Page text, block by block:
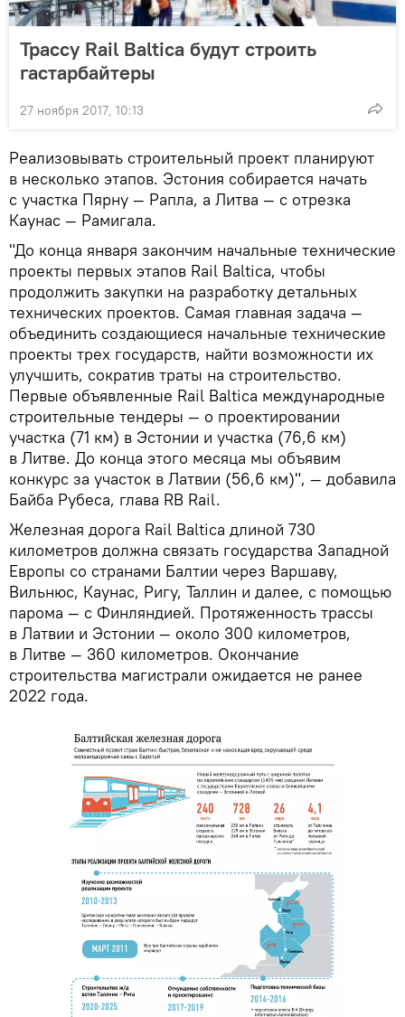
Трассу Rail Baltica будут строить
гастарбайтеры
27 ноября 2017, 10:13
Реализовывать строительный проект планируют
в несколько этапов. Эстония собирается начать
с участка Пярну — Рапла, а Литва — с отрезка
Каунас — Рамигала.
"До конца января закончим начальные технические
проекты первых этапов Rail Baltica, чтобы
продолжить закупки на разработку детальных
технических проектов. Самая главная задача —
объединить создающиеся начальные технические
проекты трех государств, найти возможности их
улучшить, сократив траты на строительство.
Первые объявленные Rail Baltica международные
строительные тендеры — о проектировании
участка (71 км) в Эстонии и участка (76,6 км)
в Литве. До конца этого месяца мы объявим
конкурс за участок в Латвии (56,6 км)", — добавила
Байба Рубеса, глава RB Rail.
Железная дорога Rail Baltica длиной 730
километров должна связать государства Западной
Европы со странами Балтии через Варшаву,
Вильнюс, Каунас, Ригу, Таллин и далее, с помощью
парома — с Финляндией. Протяженность трассы
в Латвии и Эстонии — около 300 километров,
в Литве — 360 километров. Окончание
строительства магистрали ожидается не ранее
2022 года.